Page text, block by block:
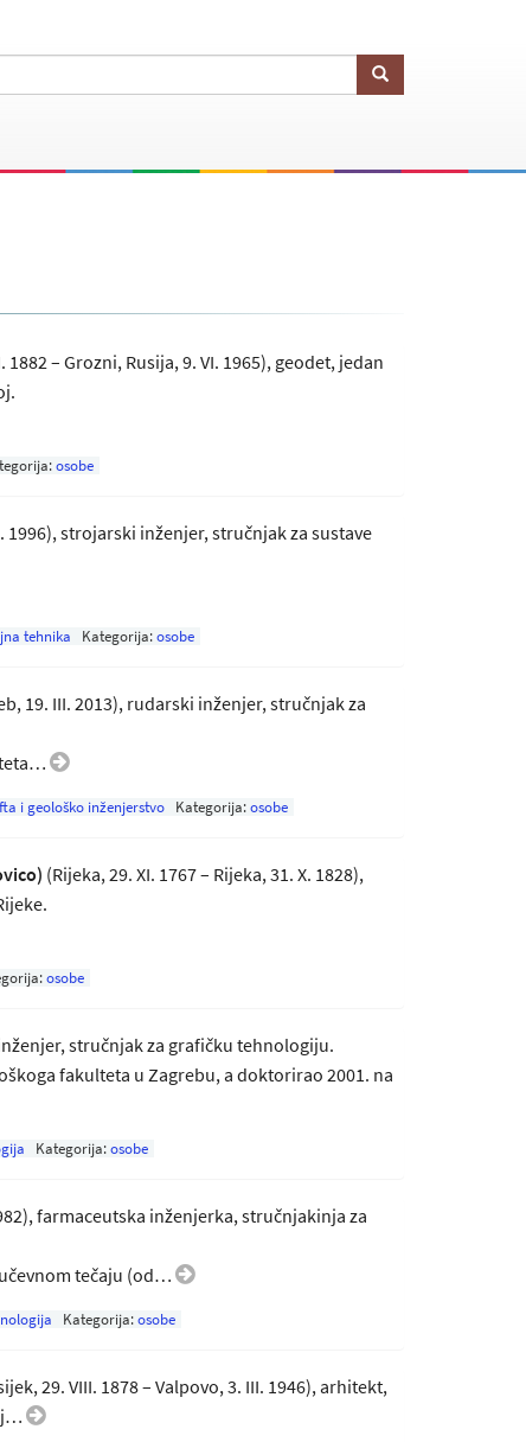
1882 – Grozni, Rusija, 9. VI. 1965), geodet, jedan
osobe
1996), strojarski inženjer, stručnjak za sustave
tehnika Kategorija:osobe
19. III. 2013), rudarski inženjer, stručnjak za
i geološko inženjerstvo Kategorija:osobe
(Rijeka, 29. XI. 1767 – Rijeka, 31. X. 1828),
osobe
stručnjak za grafičku tehnologiju.
fakulteta u Zagrebu, a doktorirao 2001. na
Kategorija:osobe
farmaceutska inženjerka, stručnjakinja za
tečaju (od…
Kategorija:osobe
29. VIII. 1878 – Valpovo, 3. III. 1946), arhitekt,